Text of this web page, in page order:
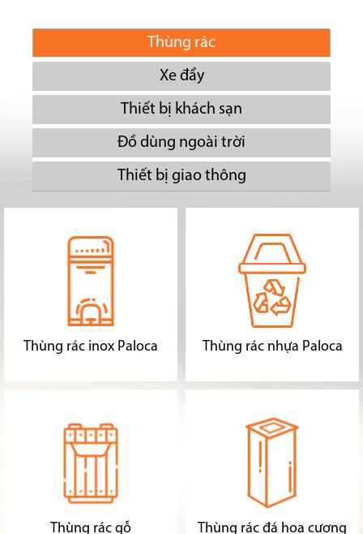
Thùng rác
Xe đẩy
Thiết bị khách sạn
Đồ dùng ngoài trời
Thiết bị giao thông
Thùng rác inox Paloca Thùng rác nhựa Paloca
Thùng rác gỗ Thùng rác đá hoa cương